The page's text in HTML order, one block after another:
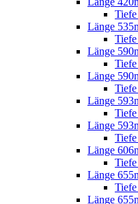
Länge
Länge
Länge
Länge
Länge
Länge
Länge
Länge